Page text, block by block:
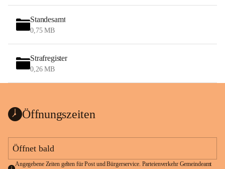
Standesamt
0,75 MB
Strafregister
0,26 MB
Öffnungszeiten
Öffnet bald
Angegebene Zeiten gelten für Post und Bürgerservice. Parteienverkehr Gemeindeamt